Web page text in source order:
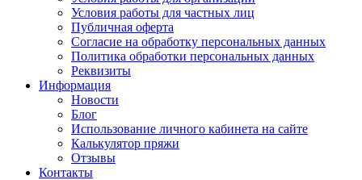
Условия работы для частных лиц
Публичная оферта
Согласие на обработку персональных данных
Политика обработки персональных данных
Реквизиты
Информация
Новости
Блог
Использование личного кабинета на сайте
Калькулятор пряжи
Отзывы
Контакты